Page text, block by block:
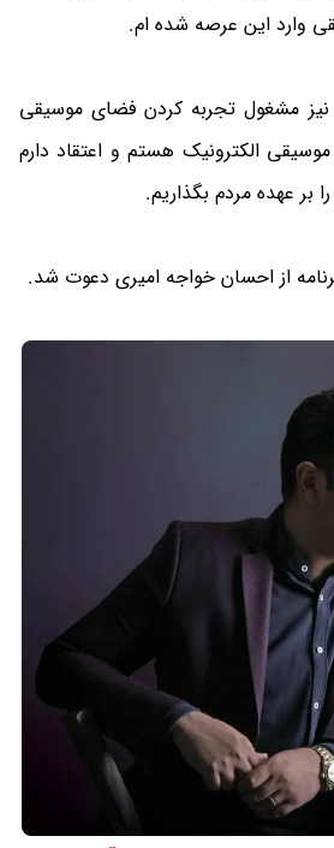
وارد این عرصه شده ام.
نیز مشغول تجربه کردن فضای موسیقی
الکترونیک هستم و اعتقاد دارم
بر عهده مردم بگذاریم.
از احسان خواجه امیری دعوت شد.